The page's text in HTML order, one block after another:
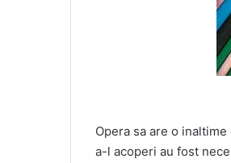
Opera sa are o
a-l acoperi au fost